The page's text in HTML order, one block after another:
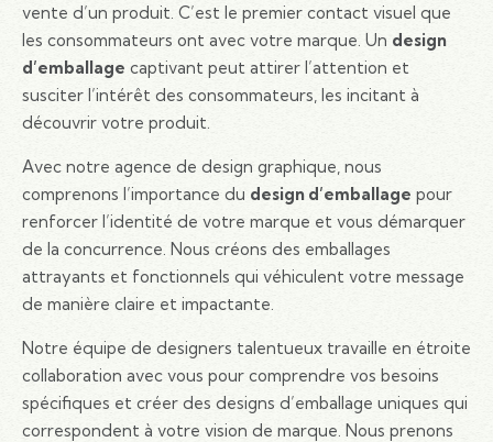
vente d’un produit. C’est le premier contact visuel que
les consommateurs ont avec votre marque. Un design
d’emballage captivant peut attirer l’attention et
susciter l’intérêt des consommateurs, les incitant à
découvrir votre produit.
Avec notre agence de design graphique, nous
comprenons l’importance du design d’emballage pour
renforcer l’identité de votre marque et vous démarquer
de la concurrence. Nous créons des emballages
attrayants et fonctionnels qui véhiculent votre message
de manière claire et impactante.
Notre équipe de designers talentueux travaille en étroite
collaboration avec vous pour comprendre vos besoins
spécifiques et créer des designs d’emballage uniques qui
correspondent à votre vision de marque. Nous prenons